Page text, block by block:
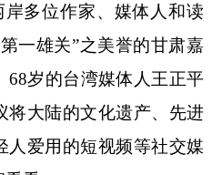
多位作家、媒体人和读
一雄关”之美誉的甘肃嘉
68岁的台湾媒体人王正平
将大陆的文化遗产、先进
人爱用的短视频等社交媒